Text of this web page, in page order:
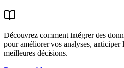
Découvrez comment intégrer des
pour améliorer vos analyses, anticiper
meilleures décisions.